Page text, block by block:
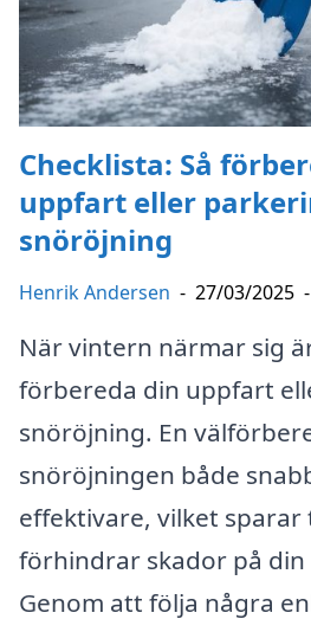
Checklista: Så
uppfart eller
snöröjning
Henrik Andersen - 27/03/2025 -
När vintern närmar sig
förbereda din uppfart
snöröjning. En
snöröjningen både
effektivare, vilket sparar
förhindrar skador på din
Genom att följa några